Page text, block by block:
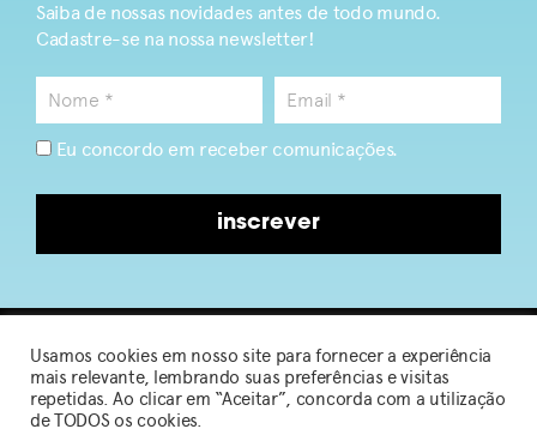
Saiba de nossas novidades antes de todo mundo.
Cadastre-se na nossa newsletter!
Eu concordo em receber comunicações.
inscrever
2026 © Sou de Algodão
Usamos cookies em nosso site para fornecer a experiência
mais relevante, lembrando suas preferências e visitas
repetidas. Ao clicar em “Aceitar”, concorda com a utilização
de TODOS os cookies.